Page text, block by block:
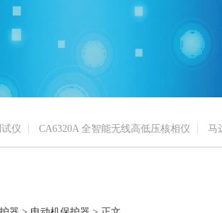
仪 CA6320A 全智能无线高低压核相仪 马